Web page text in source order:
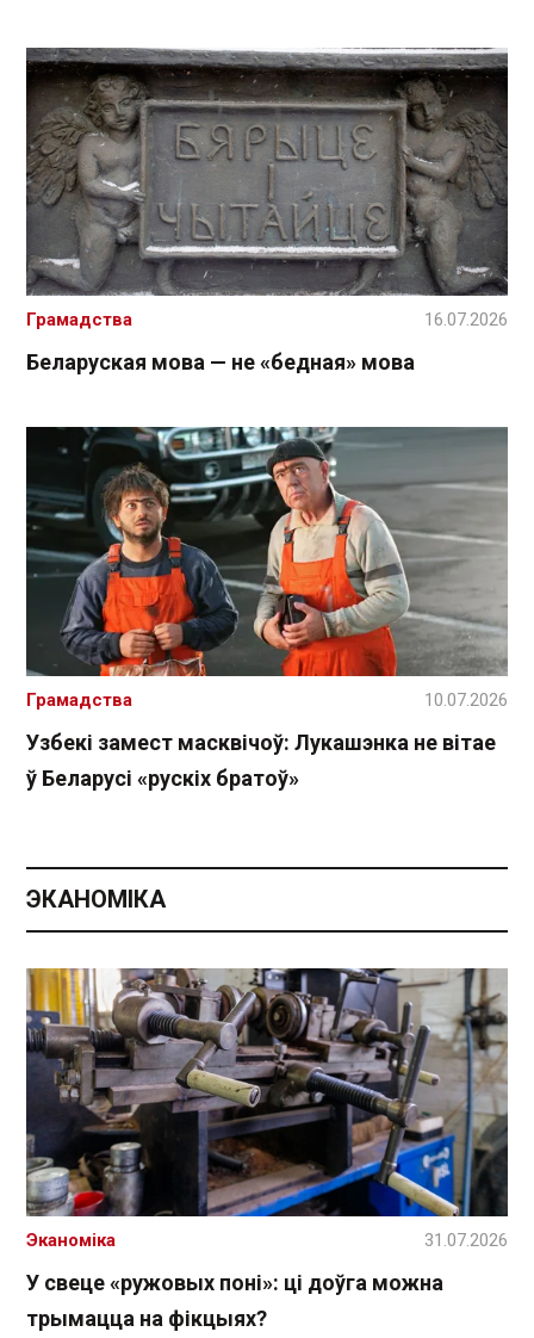
Беларуская мова — не «бедная» мова
Грамадства 16.07.2026
Узбекі замест масквічоў: Лукашэнка не вітае
ў Беларусі «рускіх братоў»
Грамадства 10.07.2026
ЭКАНОМІКА
У свеце «ружовых поні»: ці доўга можна
трымацца на фікцыях?
Эканоміка 31.07.2026